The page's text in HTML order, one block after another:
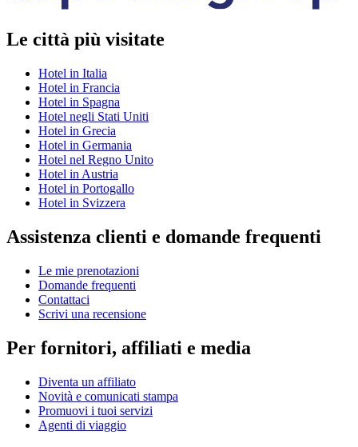
Le città più visitate
Hotel in Italia
Hotel in Francia
Hotel in Spagna
Hotel negli Stati Uniti
Hotel in Grecia
Hotel in Germania
Hotel nel Regno Unito
Hotel in Austria
Hotel in Portogallo
Hotel in Svizzera
Assistenza clienti e domande frequenti
Le mie prenotazioni
Domande frequenti
Contattaci
Scrivi una recensione
Per fornitori, affiliati e media
Diventa un affiliato
Novità e comunicati stampa
Promuovi i tuoi servizi
Agenti di viaggio